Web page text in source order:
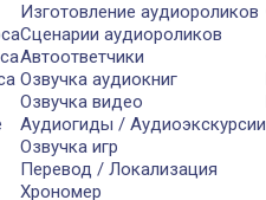
Изготовление аудиороликов
Сценарии аудиороликов
Автоответчики
Озвучка аудиокниг
Озвучка видео
Аудиогиды / Аудиоэкскурсии
Озвучка игр
Перевод / Локализация
Хрономер